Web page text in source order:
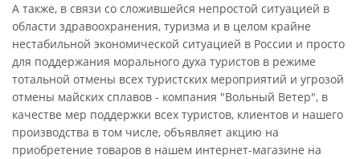
А также, в связи со сложившейся непростой ситуацией в
области здравоохранения, туризма и в целом крайне
нестабильной экономической ситуацией в России и просто
для поддержания морального духа туристов в режиме
тотальной отмены всех туристских мероприятий и угрозой
отмены майских сплавов - компания "Вольный Ветер", в
качестве мер поддержки всех туристов, клиентов и нашего
производства в том числе, объявляет акцию на
приобретение товаров в нашем интернет-магазине на